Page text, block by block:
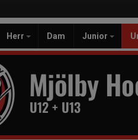
Herr Dam Junior
Mjölby
U12 + U13